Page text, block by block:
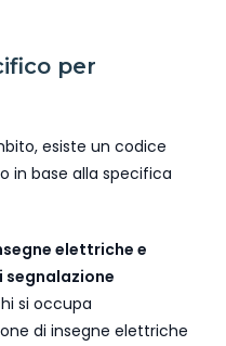
per
esiste un codice
in base alla specifica
elettriche e
si occupa
di insegne elettriche